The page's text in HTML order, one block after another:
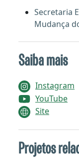
Secretaria
Mudança
Saiba mais
Instagram
YouTube
Site
Projetos